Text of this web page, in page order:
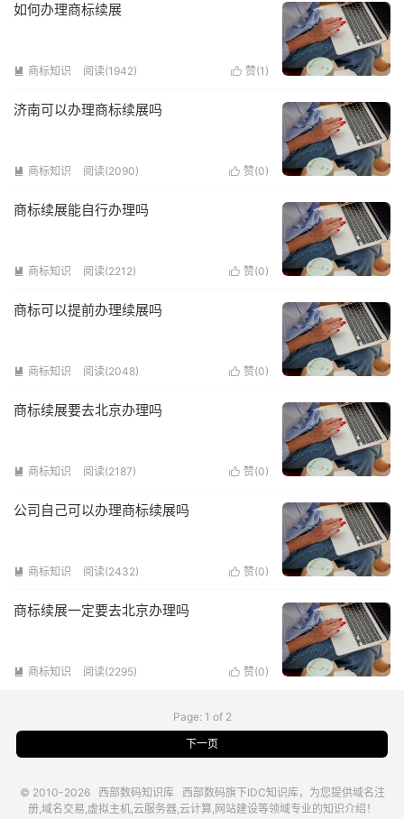
如何办理商标续展
 商标知识 阅读(1942)  赞(1 )
济南可以办理商标续展吗
 商标知识 阅读(2090)  赞(0)
商标续展能自行办理吗
 商标知识 阅读(2212)  赞(0)
商标可以提前办理续展吗
 商标知识 阅读(2048)  赞(0)
商标续展要去北京办理吗
 商标知识 阅读(2187)  赞(0)
公司自己可以办理商标续展吗
 商标知识 阅读(2432)  赞(0)
商标续展一定要去北京办理吗
 商标知识 阅读(2295)  赞(0)
Page: 1 of 2
下一页
© 2010-2026 西部数码知识库 西部数码旗下IDC知识库，为您提供域名注
册,域名交易,虚拟主机,云服务器,云计算,网站建设等领域专业的知识介绍！